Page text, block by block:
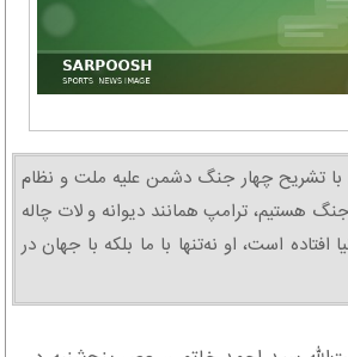
با تشریح چهار جنگ دشمن علیه ملت و نظام
هستیم، ترامپ همانند دیوانه و لات چاله‌
افتاده است، او نه‌تنها با ما بلکه با جهان در